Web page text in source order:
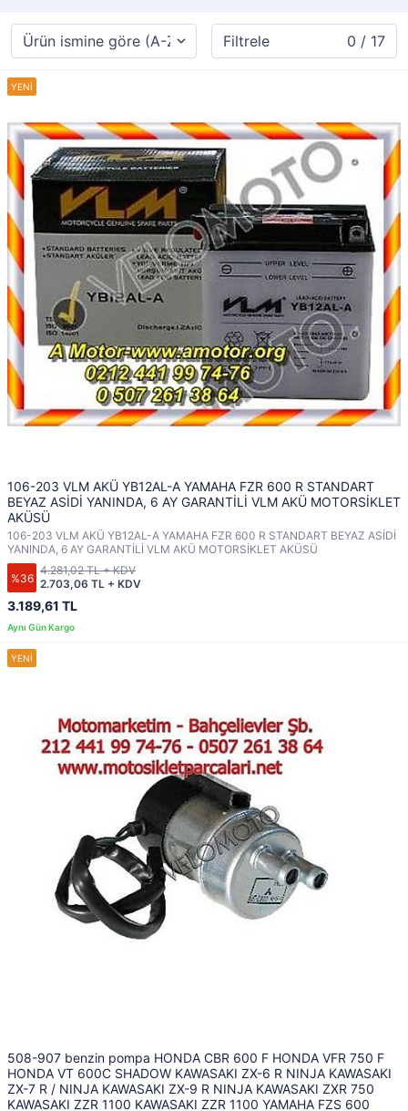
Filtrele 0 / 17
106-203 VLM AKÜ YB12AL-A YAMAHA FZR 600 R STANDART
BEYAZ ASİDİ YANINDA, 6 AY GARANTİLİ VLM AKÜ MOTORSİKLET
AKÜSÜ
106-203 VLM AKÜ YB12AL-A YAMAHA FZR 600 R STANDART BEYAZ ASİDİ
YANINDA, 6 AY GARANTİLİ VLM AKÜ MOTORSİKLET AKÜSÜ
%36
3.189,61 TL
2.703,06 TL + KDV
4.281,02 TL + KDV
508-907 benzin pompa HONDA CBR 600 F HONDA VFR 750 F
HONDA VT 600C SHADOW KAWASAKI ZX-6 R NINJA KAWASAKI
ZX-7 R / NINJA KAWASAKI ZX-9 R NINJA KAWASAKI ZXR 750
KAWASAKI ZZR 1100 KAWASAKI ZZR 1100 YAMAHA FZS 600